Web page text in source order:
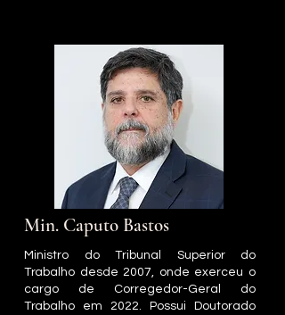
Min. Caputo Bastos
Ministro do Tribunal Superior do
Trabalho desde 2007, onde exerceu o
cargo de Corregedor-Geral do
Trabalho em 2022. Possui Doutorado